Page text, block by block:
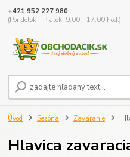
+421 952 227 980
(Pondelok - Piatok, 9:00 - 17:00 hod.)
Úvod Sezóna Zaváranie
Hlavica